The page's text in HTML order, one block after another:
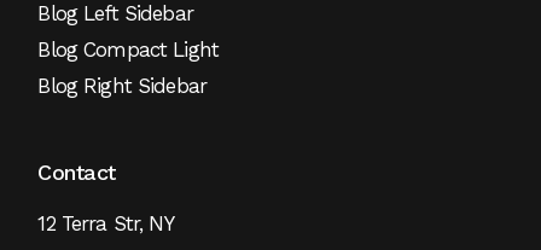
Blog Left Sidebar
Blog Compact Light
Blog Right Sidebar
Contact
12 Terra Str, NY